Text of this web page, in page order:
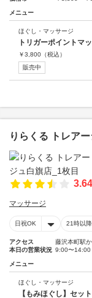
メニュー
ほぐし・マッサージ
トリガーポイントマ
￥3,800 （税込）
販売中
りらくる トレア
3.64
マッサージ
日祝OK 21時以
アクセス
藤沢本町駅
本日の営業状況 9:00〜
メニュー
ほぐし・マッサージ
【もみほぐし】セ